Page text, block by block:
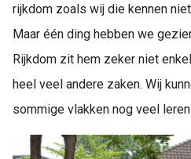
rijkdom zoals wij die kennen
Maar één ding hebben we
Rijkdom zit hem zeker niet
heel veel andere zaken. Wij
sommige vlakken nog veel